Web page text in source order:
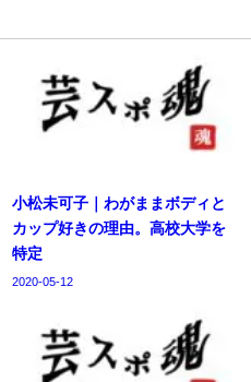
小松未可子｜わがままボディと
カップ好きの理由。高校大学を
特定
2020-05-12